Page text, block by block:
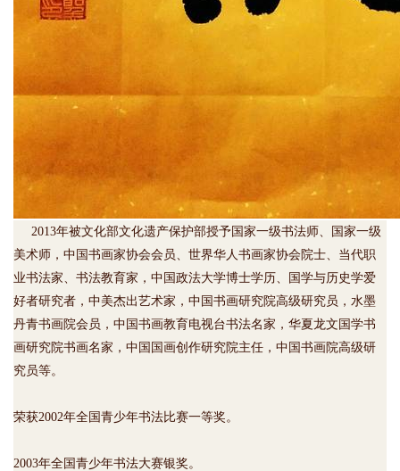
2013年被文化部文化遗产保护部授予国家一级书法师、国家一级
美术师，中国书画家协会会员、世界华人书画家协会院士、当代职
业书法家、书法教育家，中国政法大学博士学历、国学与历史学爱
好者研究者，中美杰出艺术家，中国书画研究院高级研究员，水墨
丹青书画院会员，中国书画教育电视台书法名家，华夏龙文国学书
画研究院书画名家，中国国画创作研究院主任，中国书画院高级研
究员等。
荣获2002年全国青少年书法比赛一等奖。
2003年全国青少年书法大赛银奖。